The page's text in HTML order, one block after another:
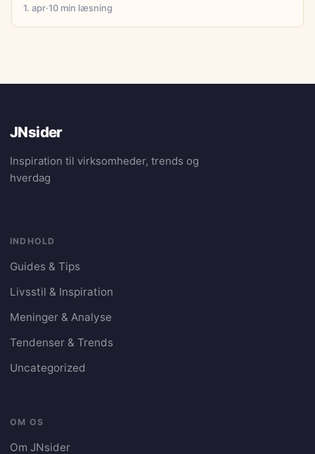
1. apr·10 min læsning
JNsider
Inspiration til virksomheder, trends og
hverdag
INDHOLD
Guides & Tips
Livsstil & Inspiration
Meninger & Analyse
Tendenser & Trends
Uncategorized
OM OS
Om JNsider